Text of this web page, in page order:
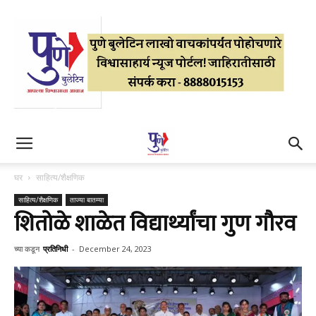
घर साहित्य/शैक्षणिक
साहित्य/शैक्षणिक ताज्या बातम्या
शितोळे शाळेत विद्यार्थ्यांचा गुण गौरव
च्या कडून प्रतिनिधी - December 24, 2023